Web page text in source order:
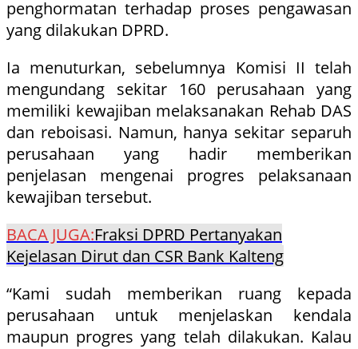
penghormatan terhadap proses pengawasan
yang dilakukan DPRD.
Ia menuturkan, sebelumnya Komisi II telah
mengundang sekitar 160 perusahaan yang
memiliki kewajiban melaksanakan Rehab DAS
dan reboisasi. Namun, hanya sekitar separuh
perusahaan yang hadir memberikan
penjelasan mengenai progres pelaksanaan
kewajiban tersebut.
BACA JUGA:Fraksi DPRD Pertanyakan
Kejelasan Dirut dan CSR Bank Kalteng
“Kami sudah memberikan ruang kepada
perusahaan untuk menjelaskan kendala
maupun progres yang telah dilakukan. Kalau